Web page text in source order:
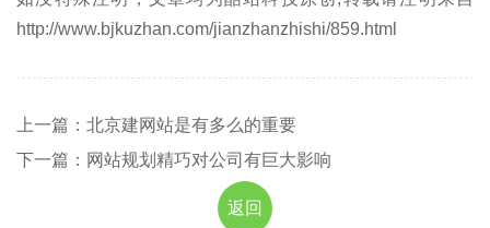
http://www.bjkuzhan.com/jianzhanzhishi/859.html
上一篇：北京建网站是有多么的重要
下一篇：网站规划精巧对公司有巨大影响
返回